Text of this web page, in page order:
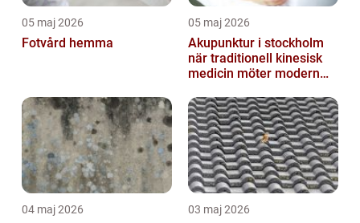
05 maj 2026
Fotvård hemma
05 maj 2026
Akupunktur i stockholm
när traditionell kinesisk
medicin möter modern
04 maj 2026 03 maj 2026